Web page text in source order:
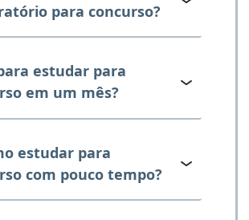
para concurso?
estudar para
em um mês?
estudar para
com pouco tempo?